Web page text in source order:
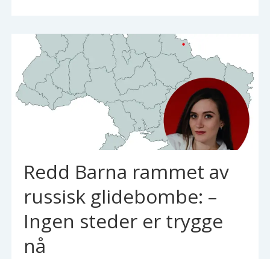
Redd Barna rammet av
russisk glidebombe: –
Ingen steder er trygge
nå